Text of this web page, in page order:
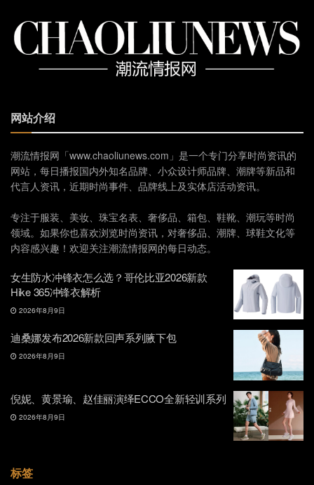
网站介绍
潮流情报网「www.chaoliunews.com」是一个专门分享时尚资讯的
网站，每日播报国内外知名品牌、小众设计师品牌、潮牌等新品和
代言人资讯，近期时尚事件、品牌线上及实体店活动资讯。
专注于服装、美妆、珠宝名表、奢侈品、箱包、鞋靴、潮玩等时尚
领域。如果你也喜欢浏览时尚资讯，对奢侈品、潮牌、球鞋文化等
内容感兴趣！欢迎关注潮流情报网的每日动态。
女生防水冲锋衣怎么选？哥伦比亚2026新款
Hike 365冲锋衣解析
2026年8月9日
迪桑娜发布2026新款回声系列腋下包
2026年8月9日
倪妮、黄景瑜、赵佳丽演绎ECCO全新轻训系列
2026年8月9日
标签